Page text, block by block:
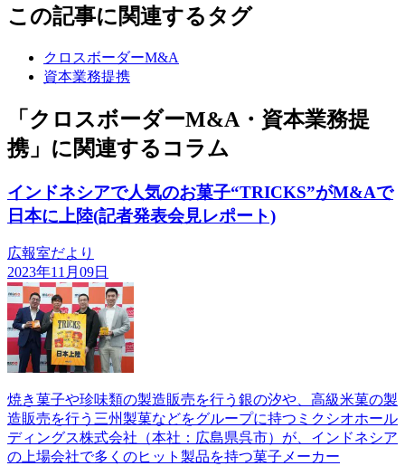
この記事に関連するタグ
クロスボーダーM&A
資本業務提携
「クロスボーダーM&A・資本業務提
携」に関連するコラム
インドネシアで人気のお菓子“TRICKS”がM&Aで
日本に上陸(記者発表会見レポート)
広報室だより
2023年11月09日
焼き菓子や珍味類の製造販売を行う銀の汐や、高級米菓の製
造販売を行う三州製菓などをグループに持つミクシオホール
ディングス株式会社（本社：広島県呉市）が、インドネシア
の上場会社で多くのヒット製品を持つ菓子メーカー